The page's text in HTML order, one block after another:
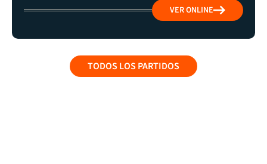
VER ONLINE
TODOS LOS PARTIDOS